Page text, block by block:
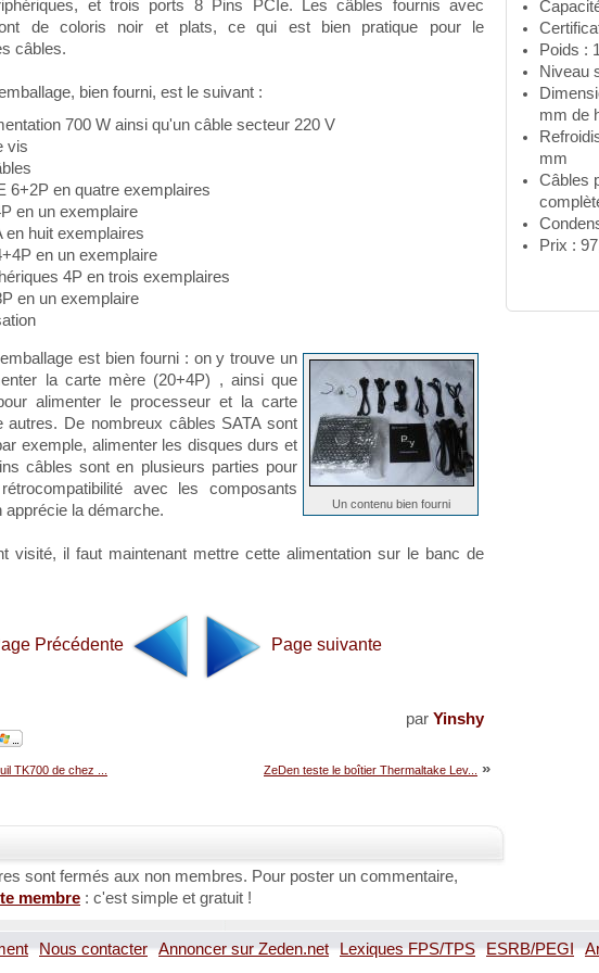
et trois ports 8 Pins PCIe. Les câbles fournis avec
de coloris noir et plats, ce qui est bien pratique pour le
câbles.
bien fourni, est le suivant :
700 W ainsi qu'un câble secteur 220 V
vis
6+2P en quatre exemplaires
en un exemplaire
en huit exemplaires
en un exemplaire
4P en trois exemplaires
en un exemplaire
Un contenu bien fourni
est bien fourni : on y trouve un
la carte mère (20+4P) , ainsi que
alimenter le processeur et la carte
autres. De nombreux câbles SATA sont
exemple, alimenter les disques durs et
câbles sont en plusieurs parties pour
avec les composants
apprécie la démarche.
visité, il faut maintenant mettre cette alimentation sur le banc de
Précédente Page suivante
par Yinshy
ZeDen teste le boîtier Thermaltake Lev... »
TK700 de chez ...
sont fermés aux non membres. Pour poster un commentaire,
membre : c'est simple et gratuit !
Poids :
Niveau
mm de
mm
Câbles
Prix :
Nous contacter Annoncer sur Zeden.net Lexiques FPS/TPS ESRB/PEGI